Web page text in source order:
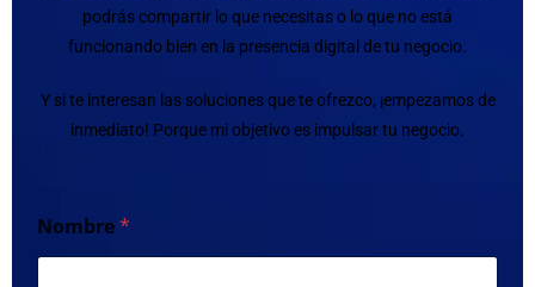
podrás compartir lo que necesitas o lo que no está
funcionando bien en la presencia digital de tu negocio.
Y si te interesan las soluciones que te ofrezco, ¡empezamos de
inmediato! Porque mi objetivo es impulsar tu negocio.
Nombre*